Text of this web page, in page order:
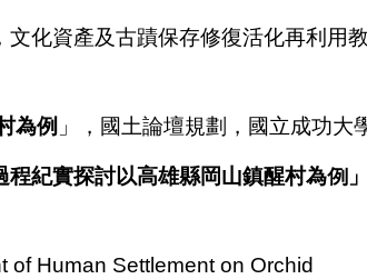
文化資產及古蹟保存修復活化再利用
為例 」，國土論壇規劃，國立成功大
紀實探討以高雄縣岡山鎮醒村為例」
of Human Settlement on Orchid